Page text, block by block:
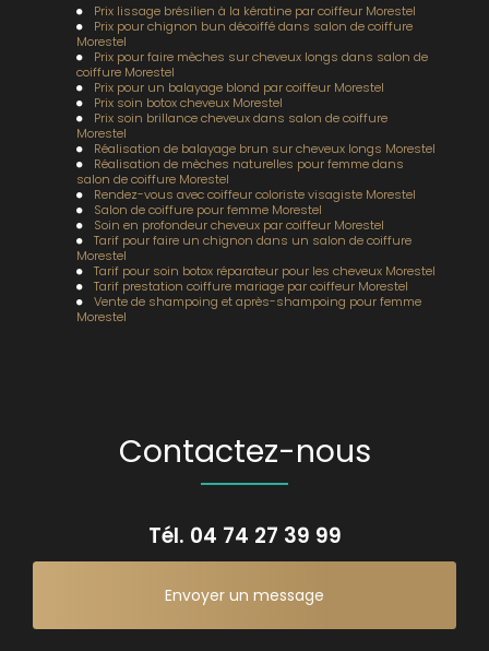
Prix lissage brésilien à la kératine par coiffeur Morestel
Prix pour chignon bun décoiffé dans salon de coiffure
Morestel
Prix pour faire mèches sur cheveux longs dans salon de
coiffure Morestel
Prix pour un balayage blond par coiffeur Morestel
Prix soin botox cheveux Morestel
Prix soin brillance cheveux dans salon de coiffure
Morestel
Réalisation de balayage brun sur cheveux longs Morestel
Réalisation de mèches naturelles pour femme dans
salon de coiffure Morestel
Rendez-vous avec coiffeur coloriste visagiste Morestel
Salon de coiffure pour femme Morestel
Soin en profondeur cheveux par coiffeur Morestel
Tarif pour faire un chignon dans un salon de coiffure
Morestel
Tarif pour soin botox réparateur pour les cheveux Morestel
Tarif prestation coiffure mariage par coiffeur Morestel
Vente de shampoing et après-shampoing pour femme
Morestel
Contactez-nous
Tél. 04 74 27 39 99
Envoyer un message